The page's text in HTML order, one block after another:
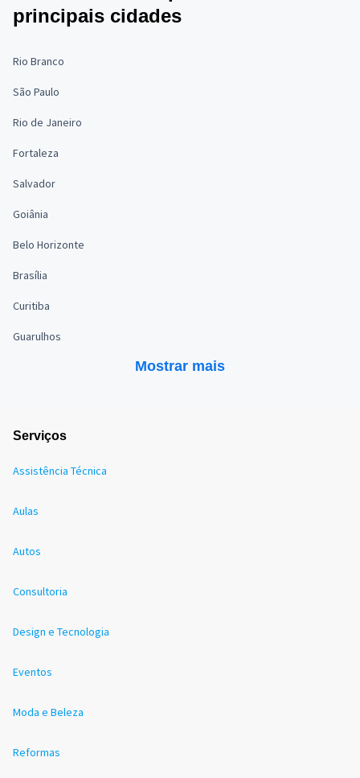
principais cidades
Rio Branco
São Paulo
Rio de Janeiro
Fortaleza
Salvador
Goiânia
Belo Horizonte
Brasília
Curitiba
Guarulhos
Mostrar mais
Serviços
Assistência Técnica
Aulas
Autos
Consultoria
Design e Tecnologia
Eventos
Moda e Beleza
Reformas